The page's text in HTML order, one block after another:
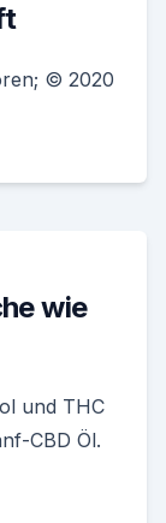
© 2020
wie
und THC
CBD Öl.